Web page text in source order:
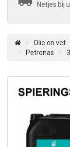
Netjes bij
Olie en vet
Petronas